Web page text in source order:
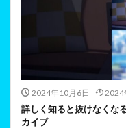
2024年10月6日 2024
詳しく知ると抜けなくな
カイブ